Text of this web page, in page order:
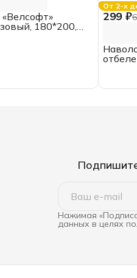
180*200,
От 2-х
299 ₽
Нажимая
данных в целях